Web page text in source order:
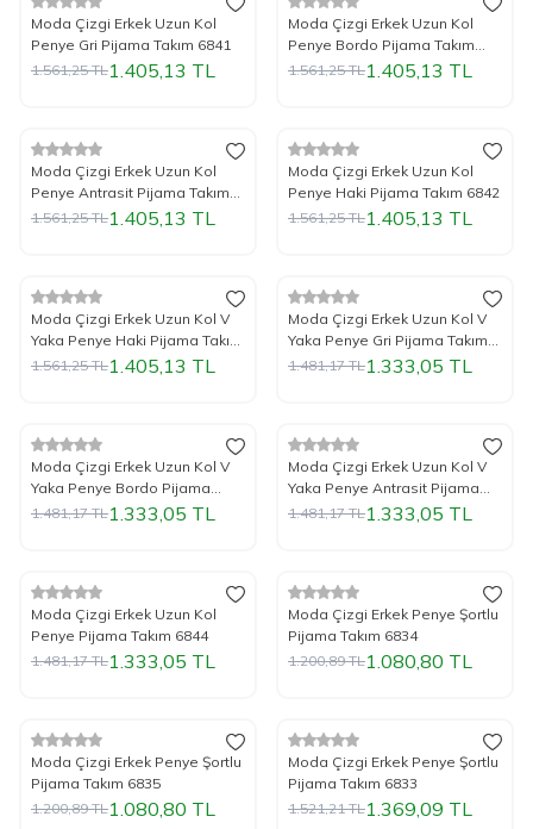
%10İndirim
Yeni
Moda Çizgi Erkek Uzun Kol
Penye Gri Pijama Takım 6841
1.561,25TL1.405,13 TL
%10İndirim
Yeni
Moda Çizgi Erkek Uzun Kol
Penye Bordo Pijama Takım
6841
1.561,25TL1.405,13 TL
%10İndirim
Yeni
Moda Çizgi Erkek Uzun Kol
Penye Antrasit Pijama Takım
6841
1.561,25TL1.405,13 TL
%10İndirim
Yeni
Moda Çizgi Erkek Uzun Kol
Penye Haki Pijama Takım 6842
1.561,25TL1.405,13 TL
%10İndirim
Yeni
Moda Çizgi Erkek Uzun Kol V
Yaka Penye Haki Pijama Takım
6843
1.561,25TL1.405,13 TL
%10İndirim
Yeni
Moda Çizgi Erkek Uzun Kol V
Yaka Penye Gri Pijama Takım
6843
1.481,17TL1.333,05 TL
%10İndirim
Yeni
Moda Çizgi Erkek Uzun Kol V
Yaka Penye Bordo Pijama
Takım 6843
1.481,17TL1.333,05 TL
%10İndirim
Yeni
Moda Çizgi Erkek Uzun Kol V
Yaka Penye Antrasit Pijama
Takım 6843
1.481,17TL1.333,05 TL
%10İndirim
Yeni
Moda Çizgi Erkek Uzun Kol
Penye Pijama Takım 6844
1.481,17TL1.333,05 TL
%10İndirim
Yeni
Moda Çizgi Erkek Penye Şortlu
Pijama Takım 6834
1.200,89TL1.080,80 TL
%10İndirim
Yeni
Moda Çizgi Erkek Penye Şortlu
Pijama Takım 6835
1.200,89TL1.080,80 TL
%10İndirim
Yeni
Moda Çizgi Erkek Penye Şortlu
Pijama Takım 6833
1.521,21TL1.369,09 TL